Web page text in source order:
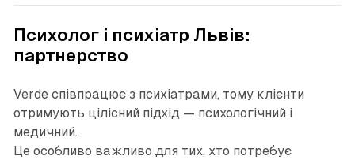
Психолог і психіатр Львів:
партнерство
Verde співпрацює з психіатрами, тому клієнти
отримують цілісний підхід — психологічний і
медичний.
Це особливо важливо для тих, хто потребує